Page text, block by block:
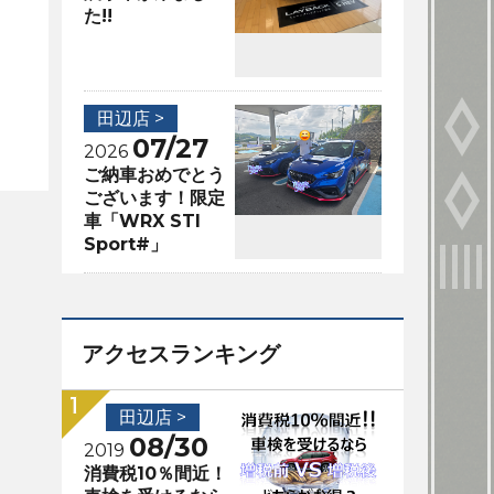
た!!
田辺店 >
2026 07/27
ご納車おめでとう
ございます！限定
車「WRX STI
Sport#」
アクセスランキング
田辺店 >
2019 08/30
消費税10％間近！